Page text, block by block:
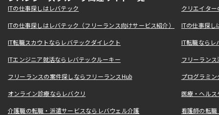
ITの仕事探しはレバテック クリエイタ
ITの仕事探しはレバテック（フリーランス向けサービス紹介） ITの仕事探
IT転職スカウトならレバテックダイレクト IT転職なら
ITエンジニア就活ならレバテックルーキー フリーラン
フリーランスの案件探しならフリーランスHub プログラミ
オンライン診療ならレバクリ 医療・ヘル
介護職の転職・派遣サービスならレバウェル介護 看護師の転